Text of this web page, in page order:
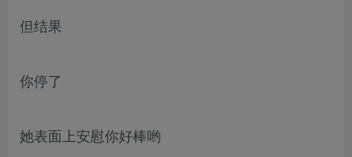
但结果
你停了
她表面上安慰你好棒哟